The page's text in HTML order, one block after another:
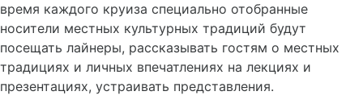
время каждого круиза специально отобранные
носители местных культурных традиций будут
посещать лайнеры, рассказывать гостям о местных
традициях и личных впечатлениях на лекциях и
презентациях, устраивать представления.